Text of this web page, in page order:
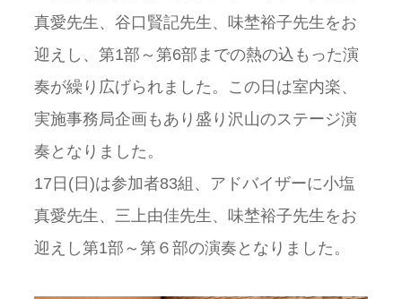
真愛先生、谷口賢記先生、味埜裕子先生をお
迎えし、第1部～第6部までの熱の込もった演
奏が繰り広げられました。この日は室内楽、
実施事務局企画もあり盛り沢山のステージ演
奏となりました。
17日(日)は参加者83組、アドバイザーに小塩
真愛先生、三上由佳先生、味埜裕子先生をお
迎えし第1部～第６部の演奏となりました。